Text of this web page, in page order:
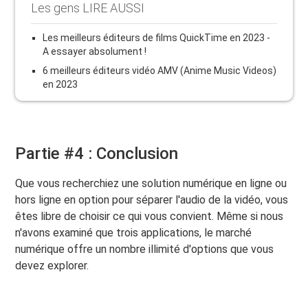
Les gens LIRE AUSSI
Les meilleurs éditeurs de films QuickTime en 2023 -
A essayer absolument !
6 meilleurs éditeurs vidéo AMV (Anime Music Videos)
en 2023
Partie #4 : Conclusion
Que vous recherchiez une solution numérique en ligne ou
hors ligne en option pour séparer l'audio de la vidéo, vous
êtes libre de choisir ce qui vous convient. Même si nous
n'avons examiné que trois applications, le marché
numérique offre un nombre illimité d'options que vous
devez explorer.